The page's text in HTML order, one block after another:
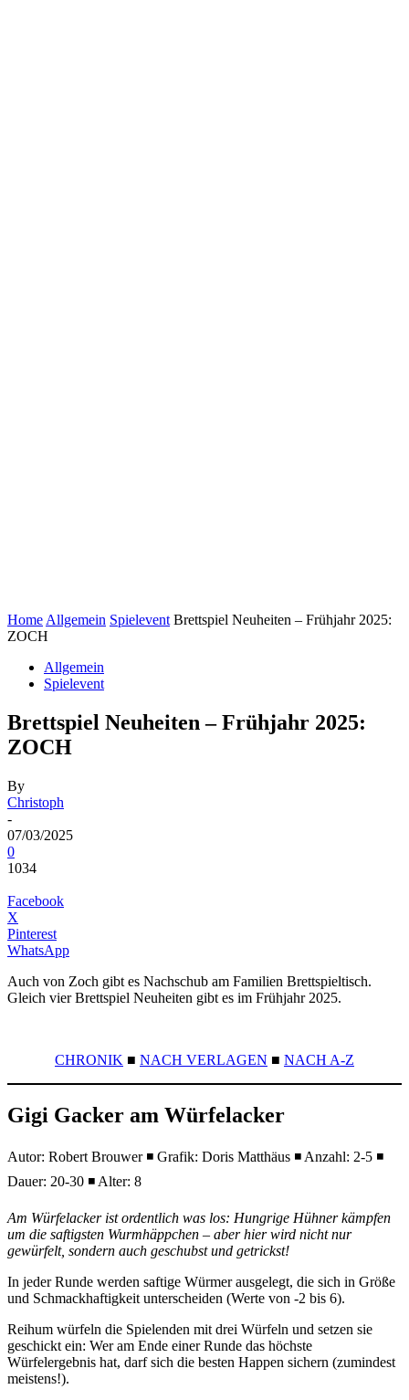
Home Allgemein Spielevent Brettspiel Neuheiten – Frühjahr 2025:
ZOCH
Allgemein
Spielevent
Brettspiel Neuheiten – Frühjahr 2025:
ZOCH
By
Christoph
-
07/03/2025
0
1034
Facebook
X
Pinterest
WhatsApp
Auch von Zoch gibt es Nachschub am Familien Brettspieltisch.
Gleich vier Brettspiel Neuheiten gibt es im Frühjahr 2025.
CHRONIK ■ NACH VERLAGEN ■ NACH A-Z
Gigi Gacker am Würfelacker
Autor: Robert Brouwer ◾ Grafik: Doris Matthäus ◾ Anzahl: 2-5 ◾
Dauer: 20-30 ◾ Alter: 8
Am Würfelacker ist ordentlich was los: Hungrige Hühner kämpfen
um die saftigsten Wurmhäppchen – aber hier wird nicht nur
gewürfelt, sondern auch geschubst und getrickst!
In jeder Runde werden saftige Würmer ausgelegt, die sich in Größe
und Schmackhaftigkeit unterscheiden (Werte von -2 bis 6).
Reihum würfeln die Spielenden mit drei Würfeln und setzen sie
geschickt ein: Wer am Ende einer Runde das höchste
Würfelergebnis hat, darf sich die besten Happen sichern (zumindest
meistens!).